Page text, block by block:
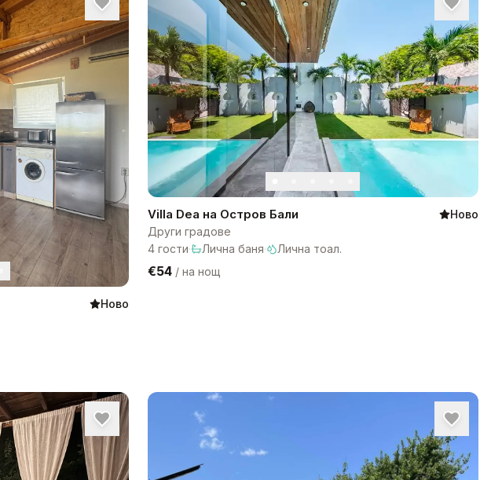
Ново
Villa Dea на Остров Бали
Ново
Други градове
4 гости· Лична баня· Лична тоал.
€54/ на нощ